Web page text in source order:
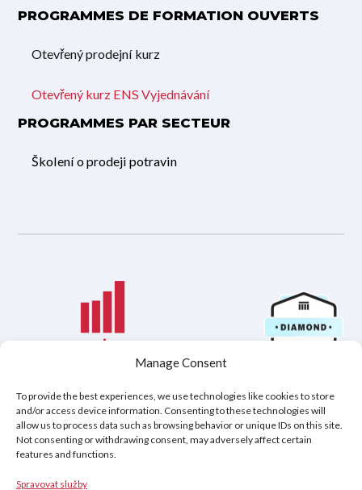
Manage Consent
To provide the best experiences, we use technologies like cookies to store
and/or access device information. Consenting to these technologies will
allow us to process data such as browsing behavior or unique IDs on this site.
Not consenting or withdrawing consent, may adversely affect certain
features and functions.
Spravovat služby
PROGRAMMES DE FORMATION OUVERTS
Otevřený prodejní kurz
Otevřený kurz ENS Vyjednávání
PROGRAMMES PAR SECTEUR
Školení o prodeji potravin
Hovingh & Partners Zásady ochrany osobních údajů
Právní prohlášení o vyloučení odpovědnosti
Zásady používání souborů cookie (EU)